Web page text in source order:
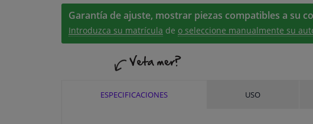
Garantía de ajuste, mostrar piezas compatibles a su
Introduzca su matrícula de o seleccione manualmente su
ESPECIFICACIONES USO